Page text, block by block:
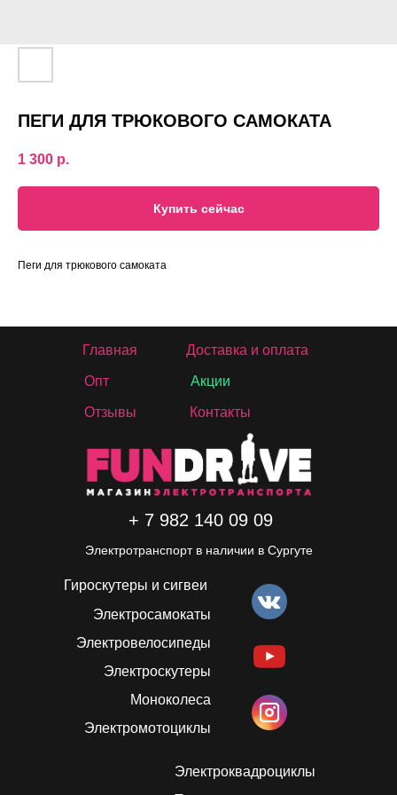
ПЕГИ ДЛЯ ТРЮКОВОГО САМОКАТА
1 300 р.
Купить сейчас
Пеги для трюкового самоката
Гироскутеры и сигвеи
Электросамокаты
Электровелосипеды
Электроскутеры
Моноколеса
Электромотоциклы
Электроквадроциклы
Главная Доставка и оплата
Опт
Отзывы
Акции
Контакты
+ 7 982 140 09 09
Электротранспорт в наличии в Сургуте